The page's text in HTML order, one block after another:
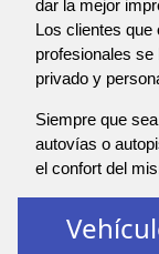
dar la mejor
Los clientes que
profesionales
privado y
Siempre que
autovías o
el confort del